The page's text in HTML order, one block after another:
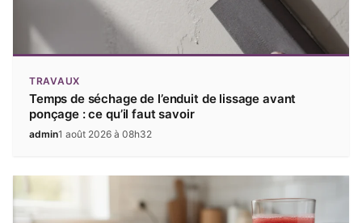
TRAVAUX
Temps de séchage de l’enduit de lissage avant
ponçage : ce qu’il faut savoir
admin1 août 2026 à 08h32